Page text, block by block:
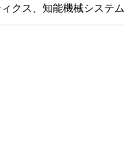
クス、知能機械システム